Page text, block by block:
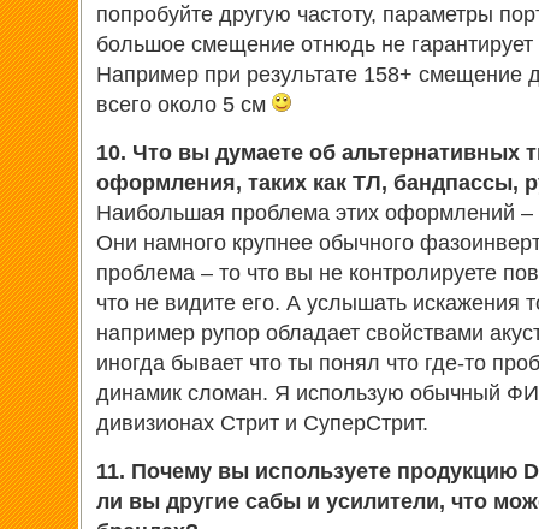
попробуйте другую частоту, параметры
большое смещение отнюдь не гарантирует
Например при результате 158+
всего около 5 см
10. Что вы думаете об альтернативных
оформления, таких как ТЛ, бандпассы,
Наибольшая проблема этих оформлений –
Они намного крупнее обычного
проблема – то что вы не контролируете
что не видите его. А услышать искажения
например рупор обладает свойствами
иногда бывает что ты понял что где-то
динамик сломан. Я использую обычный
дивизионах Стрит и СуперСтрит.
11. Почему вы используете продукцию
ли вы другие сабы и усилители, что